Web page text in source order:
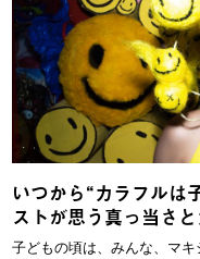
いつから“カラフル
ストが思う真っ当さ
子どもの頃は、みんな、マ